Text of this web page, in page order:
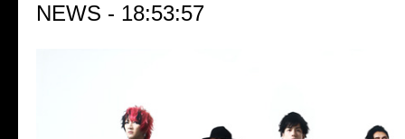
NEWS - 18:53:57